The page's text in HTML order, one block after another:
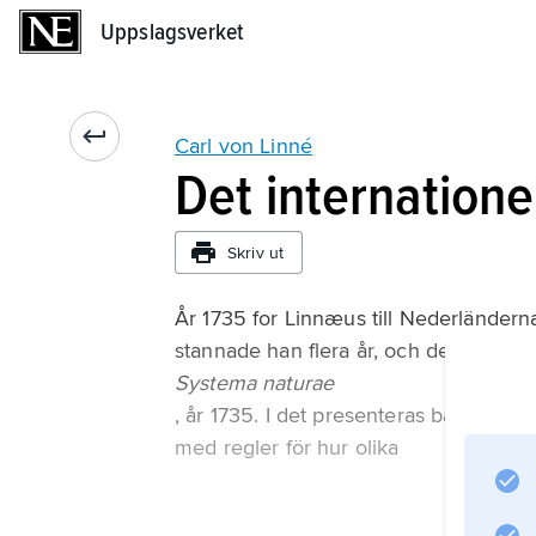
Uppslagsverket
Carl von Linné
Det
Skriv ut
År 1735 for Linnæus till
stannade han flera år, och det var
Systema naturae
, år 1735. I det presenteras både
med regler för hur olika